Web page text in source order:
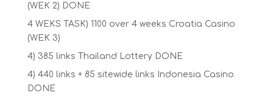
(WEK 2) DONE
4 WEKS TASK) 1100 over 4 weeks Croatia Casino
(WEK 3)
4) 385 links Thailand Lottery DONE
4) 440 links + 85 sitewide links Indonesia Casino
DONE